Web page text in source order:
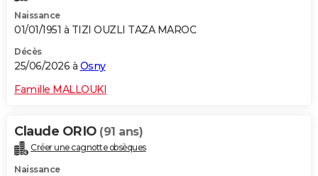
Naissance
01/01/1951 à TIZI OUZLI TAZA MAROC
Décès
25/06/2026 à Osny
Famille MALLOUKI
Claude ORIO (91 ans)
Créer une cagnotte obsèques
Naissance